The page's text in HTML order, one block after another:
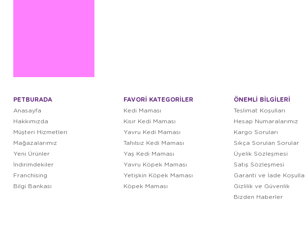
PETBURADA
Anasayfa
Hakkımızda
Müşteri Hizmetleri
Mağazalarımız
Yeni Ürünler
İndirimdekiler
Franchising
Bilgi Bankası
FAVORİ KATEGORİLER
Kedi Maması
Kısır Kedi Maması
Yavru Kedi Maması
Tahılsız Kedi Maması
Yaş Kedi Maması
Yavru Köpek Maması
Yetişkin Köpek Maması
Köpek Maması
ÖNEMLİ BİLGİLERİ
Teslimat Koşulları
Hesap Numaralarımız
Kargo Soruları
Sıkça Sorulan Sorular
Üyelik Sözleşmesi
Satış Sözleşmesi
Garanti ve İade
Gizlilik ve Güvenlik
Bizden Haberler